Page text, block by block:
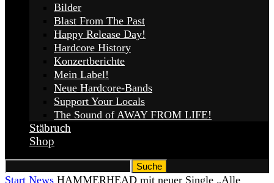
Bilder
Blast From The Past
Happy Release Day!
Hardcore History
Konzertberichte
Mein Label!
Neue Hardcore-Bands
Support Your Locals
The Sound of AWAY FROM LIFE!
Stäbruch
Shop
Start News HAMMERHEAD mit neuer Single „Alle